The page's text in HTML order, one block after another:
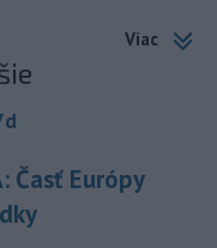
Viac
Časť Európy